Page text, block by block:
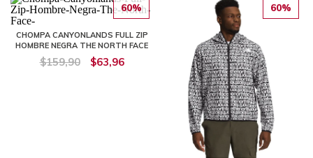
60%
CHOMPA CANYONLANDS FULL ZIP
HOMBRE NEGRA THE NORTH FACE
$159,90 $63,96
60%